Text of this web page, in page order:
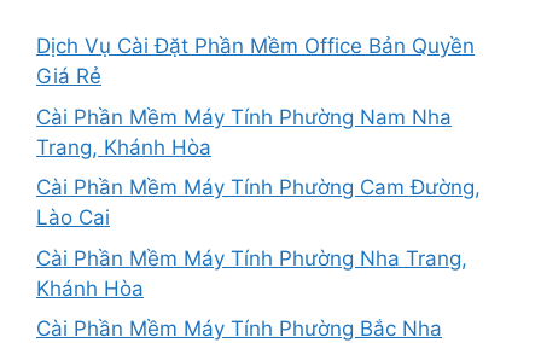
Dịch Vụ Cài Đặt Phần Mềm Office Bản Quyền
Giá Rẻ
Cài Phần Mềm Máy Tính Phường Nam Nha
Trang, Khánh Hòa
Cài Phần Mềm Máy Tính Phường Cam Đường,
Lào Cai
Cài Phần Mềm Máy Tính Phường Nha Trang,
Khánh Hòa
Cài Phần Mềm Máy Tính Phường Bắc Nha